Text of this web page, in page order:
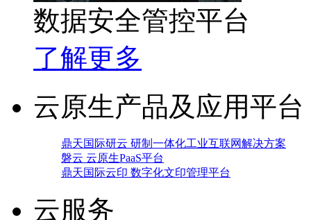
数据安全管控平台
了解更多
云原生产品及应用平台
鼎天国际研云 研制一体化工业互联网解决方案
磐云 云原生PaaS平台
鼎天国际云印 数字化文印管理平台
云服务